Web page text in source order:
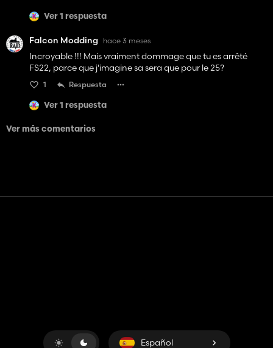
Ver 1 respuesta
Falcon Modding hace 3 meses
Incroyable !!! Mais vraiment dommage que tu es arrêté
FS22, parce que j'imagine sa sera que pour le 25?
1 Respuesta
Ver 1 respuesta
Ver más comentarios
Español